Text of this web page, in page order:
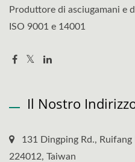
Produttore di asciugamani e
ISO 9001 e 14001
Il Nostro
131 Dingping Rd.,
224012, Taiwan